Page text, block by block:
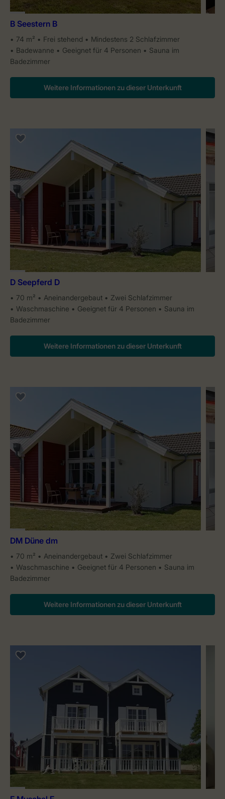
B Seestern B
74 m² Frei stehend
Mindestens 2 Schlafzimmer
Badewanne
Geeignet für 4 Personen
Sauna im
Badezimmer
Weitere Informationen zu dieser Unterkunft
D Seepferd D
70 m² Aneinandergebaut
Zwei Schlafzimmer
Waschmaschine
Geeignet für 4 Personen
Sauna im
Badezimmer
Weitere Informationen zu dieser Unterkunft
DM Düne dm
70 m² Aneinandergebaut
Zwei Schlafzimmer
Waschmaschine
Geeignet für 4 Personen
Sauna im
Badezimmer
Weitere Informationen zu dieser Unterkunft